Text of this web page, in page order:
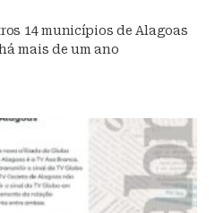
14 municípios de Alagoas
mais de um ano